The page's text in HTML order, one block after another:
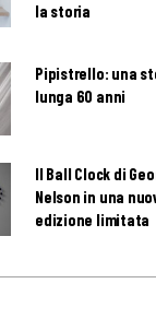
la storia
Pipistrello: una
lunga 60 anni
Il Ball Clock di
Nelson in una
edizione limitata